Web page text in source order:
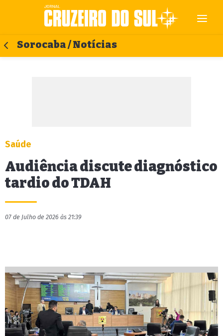
Sorocaba / Notícias
Saúde
Audiência discute diagnóstico
tardio do TDAH
07 de Julho de 2026 às 21:39